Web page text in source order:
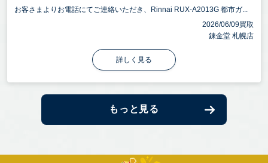
お客さまよりお電話にてご連絡いただき、Rinnai RUX-A2013G 都市ガ...
2026/06/09買取
錬金堂 札幌店
詳しく見る
もっと見る